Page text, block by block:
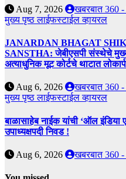
Aug 7, 2026
खबरबात 360 -
मुख्य पृष्ठलाईफस्टाईलव्हायरल
JANARDAN BHAGAT
SANSTHA: जेबीएसपी संस्थेचे
अत्याधुनिक मूट कोर्टचे थाटात
Aug 6, 2026
खबरबात 360 -
मुख्य पृष्ठलाईफस्टाईलव्हायरल
बाळासाहेब नाईक यांची ‘ऑल इंडिया
उपाध्यक्षपदी निवड !
Aug 6, 2026 खबरबात 360 -